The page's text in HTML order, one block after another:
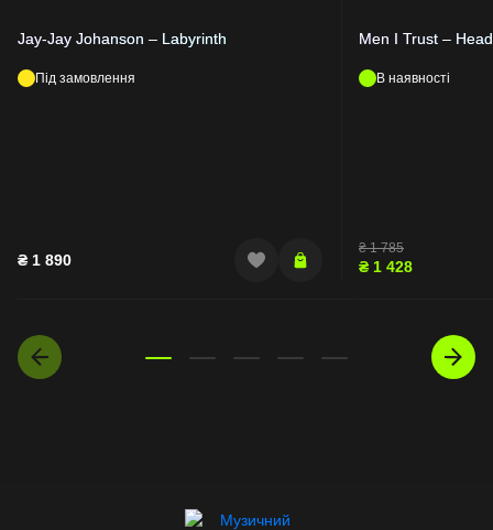
Jay-Jay Johanson – Labyrinth
Під замовлення
₴ 1 890
Men I Trust –
В наявності
₴1 785
₴ 1 428